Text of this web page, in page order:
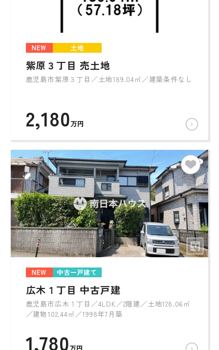
NEW 土地
紫原３丁目 売土地
鹿児島市紫原３丁目／土地189.04㎡／建築条件なし
2,180万円
NEW 中古一戸建て
広木１丁目 中古戸建
鹿児島市広木１丁目／4LDK／2階建／土地128.06㎡
／建物102.44㎡／1998年7月築
1,780万円